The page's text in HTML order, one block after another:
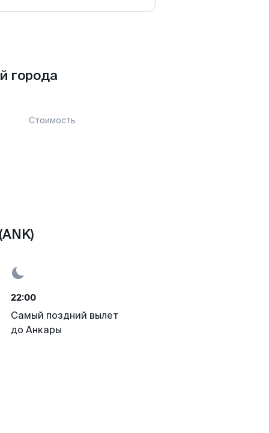
города
Стоимость
22:00
Самый поздний вылет
до Анкары